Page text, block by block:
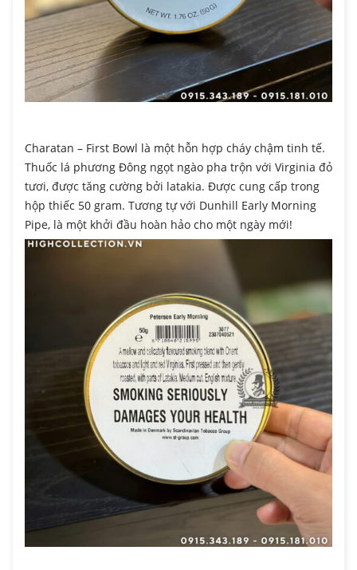
Charatan – First Bowl là một hỗn hợp cháy chậm tinh tế.
Thuốc lá phương Đông ngọt ngào pha trộn với Virginia đỏ
tươi, được tăng cường bởi latakia. Được cung cấp trong
hộp thiếc 50 gram. Tương tự với Dunhill Early Morning
Pipe, là một khởi đầu hoàn hảo cho một ngày mới!